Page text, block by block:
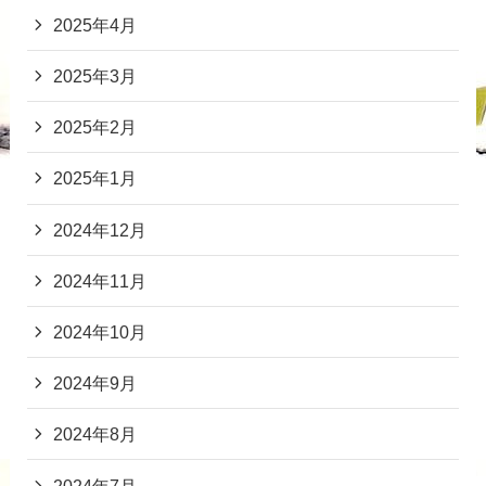
2025年4月
2025年3月
2025年2月
2025年1月
2024年12月
2024年11月
2024年10月
2024年9月
2024年8月